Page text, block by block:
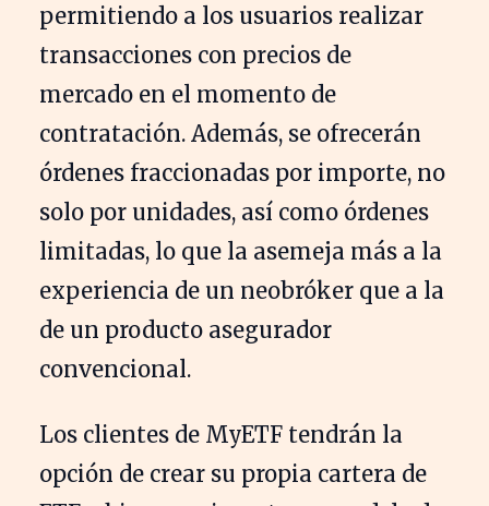
permitiendo a los usuarios realizar
transacciones con precios de
mercado en el momento de
contratación. Además, se ofrecerán
órdenes fraccionadas por importe, no
solo por unidades, así como órdenes
limitadas, lo que la asemeja más a la
experiencia de un neobróker que a la
de un producto asegurador
convencional.
Los clientes de MyETF tendrán la
opción de crear su propia cartera de